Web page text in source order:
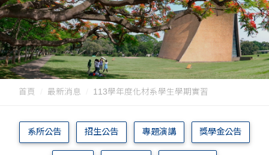
首頁 最新消息 113學年度化材系學生學期實習
系所公告 招生公告 專題演講 獎學金公告